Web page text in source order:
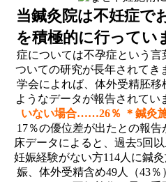
当鍼灸院は不妊症で
を積極的に行ってい
症については不孕症という
ついての研究が長年されてき
学会によれば、体外受精胚
ようなデータが報告されてい
いない場合……26％ ＊鍼灸
17％の優位差が出たとの報
床データによると、過去5回
妊娠経験がない方114人に鍼
娠、体外受精含め49人（43